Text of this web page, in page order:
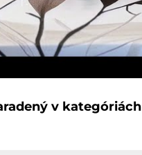
v kategóriách